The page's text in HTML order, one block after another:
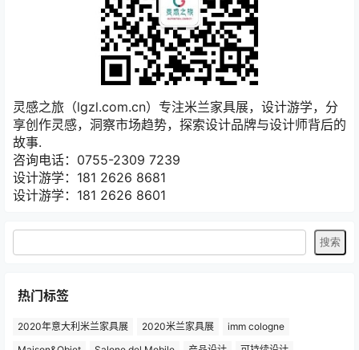
Felipe Pantone
这个项目可以从4月开始在网上进行探索，也可以在 6 月 7